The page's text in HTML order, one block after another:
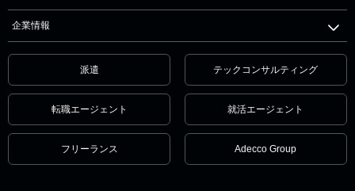
企業情報
派遣 テックコンサルティング
転職エージェント 就活エージェント
フリーランス Adecco Group